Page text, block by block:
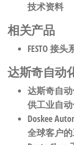
技术资料
相关产品
FESTO 接
达斯奇自动
达斯奇自
供工业自
Doskee
全球客户